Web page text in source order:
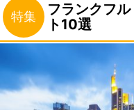
特集
フランクフ
ト10選